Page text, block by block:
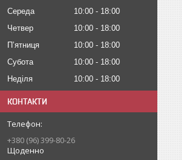
Середа
10:00
18:00
Четвер
10:00
18:00
Пʼятниця
10:00
18:00
Субота
10:00
18:00
Неділя
10:00 18:00
КОНТАКТИ
+380 (96) 399-80-26
Щоденно